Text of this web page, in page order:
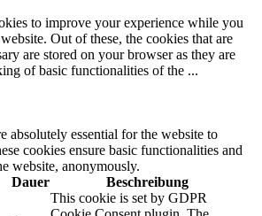
to improve your experience while you
Out of these, the cookies that are
are stored on your browser as they are
of basic functionalities of the ...
absolutely essential for the website to
cookies ensure basic functionalities and
website, anonymously.
Dauer Beschreibung
This cookie is set by GDPR